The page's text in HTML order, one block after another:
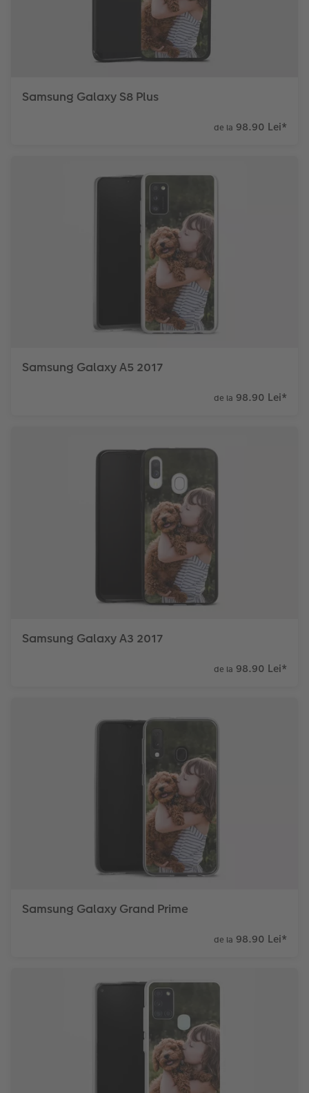
Samsung Galaxy S8 Plus
de la 98.90 Lei*
Samsung Galaxy A5 2017
de la 98.90 Lei*
Samsung Galaxy A3 2017
de la 98.90 Lei*
Samsung Galaxy Grand Prime
de la 98.90 Lei*